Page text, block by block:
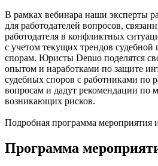
В рамках вебинара наши эксперты
для работодателей вопросов,
работодателя в конфликтных
с учетом текущих трендов
спорам. Юристы Denuo поделятся
опытом и наработками по защите
судебных споров с работниками по
вопросам и дадут рекомендации по
возникающих рисков.
Подробная программа мероприятия
Программа